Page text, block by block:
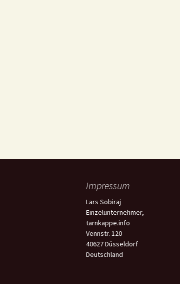
Impressum
Lars Sobiraj
Einzelunternehmer,
tarnkappe.info
Vennstr. 120
40627 Düsseldorf
Deutschland